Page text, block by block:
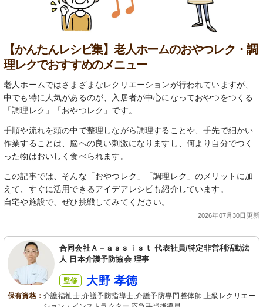
【かんたんレシピ集】老人ホームのおやつレク・調
理レクでおすすめのメニュー
老人ホームではさまざまなレクリエーションが行われていますが、
中でも特に人気があるのが、入居者が中心になっておやつをつくる
「調理レク」「おやつレク」です。
手順や流れを頭の中で整理しながら調理することや、手先で細かい
作業することは、脳への良い刺激になりますし、何より自分でつく
った物はおいしく食べられます。
この記事では、そんな「おやつレク」「調理レク」のメリットに加
えて、すぐに活用できるアイデアレシピも紹介しています。
自宅や施設で、ぜひ挑戦してみてください。
2026年07月30日更新
合同会社Ａ－ａｓｓｉｓｔ 代表社員/特定非営利活動法
人 日本介護予防協会 理事
監修 大野 孝徳
保有資格： 介護福祉士,介護予防指導士,介護予防専門整体師,上級レクリエー